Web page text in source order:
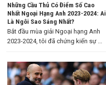
Những Cầu Thủ Có Điểm Số Cao
Nhất Ngoại Hạng Anh 2023-2024: Ai
Là Ngôi Sao Sáng Nhất?
Bắt đầu mùa giải Ngoại hạng Anh
2023-2024, tôi đã chứng kiến sự ...